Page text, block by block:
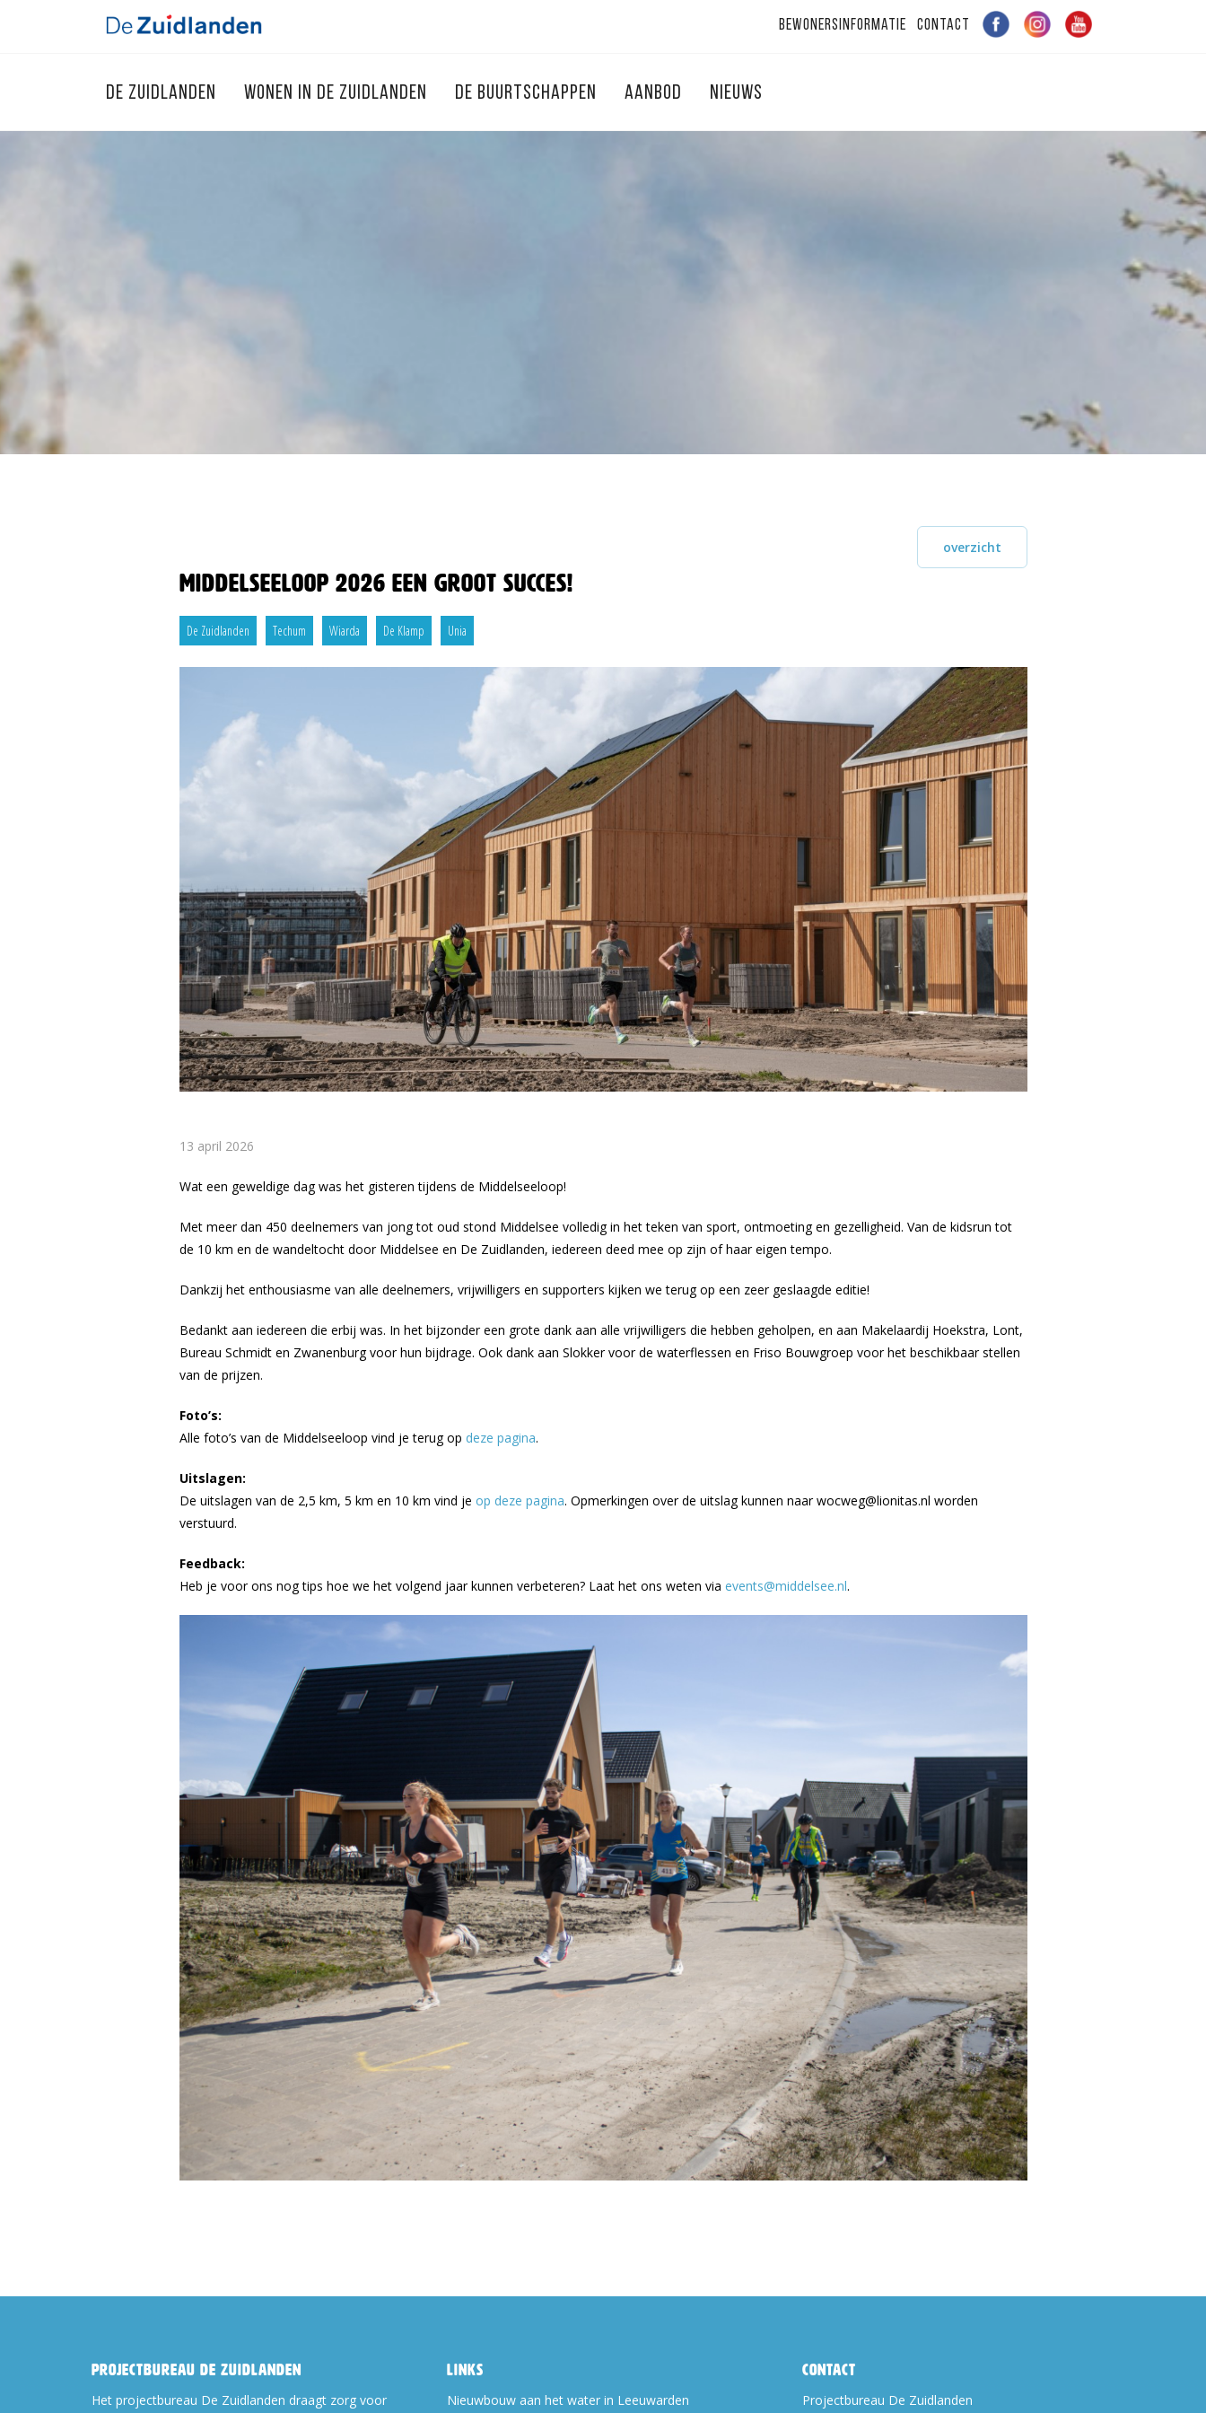
Bewonersinformatie Contact
DE ZUIDLANDEN WONEN IN DE ZUIDLANDEN DE BUURTSCHAPPEN AANBOD NIEUWS
overzicht
Middelseeloop 2026 een groot succes!
De Zuidlanden Techum Wiarda De Klamp Unia
13 april 2026
Wat een geweldige dag was het gisteren tijdens de Middelseeloop!
Met meer dan 450 deelnemers van jong tot oud stond Middelsee volledig in het teken van sport, ontmoeting en gezelligheid. Van de kidsrun tot
de 10 km en de wandeltocht door Middelsee en De Zuidlanden, iedereen deed mee op zijn of haar eigen tempo.
Dankzij het enthousiasme van alle deelnemers, vrijwilligers en supporters kijken we terug op een zeer geslaagde editie!
Bedankt aan iedereen die erbij was. In het bijzonder een grote dank aan alle vrijwilligers die hebben geholpen, en aan Makelaardij Hoekstra, Lont,
Bureau Schmidt en Zwanenburg voor hun bijdrage. Ook dank aan Slokker voor de waterflessen en Friso Bouwgroep voor het beschikbaar stellen
van de prijzen.
Foto’s:
Alle foto’s van de Middelseeloop vind je terug op deze pagina.
Uitslagen:
De uitslagen van de 2,5 km, 5 km en 10 km vind je op deze pagina. Opmerkingen over de uitslag kunnen naar wocweg@lionitas.nl worden
verstuurd.
Feedback:
Heb je voor ons nog tips hoe we het volgend jaar kunnen verbeteren? Laat het ons weten via events@middelsee.nl.
Projectbureau De Zuidlanden
Het projectbureau De Zuidlanden draagt zorg voor
Links
Nieuwbouw aan het water in Leeuwarden
Contact
Projectbureau De Zuidlanden